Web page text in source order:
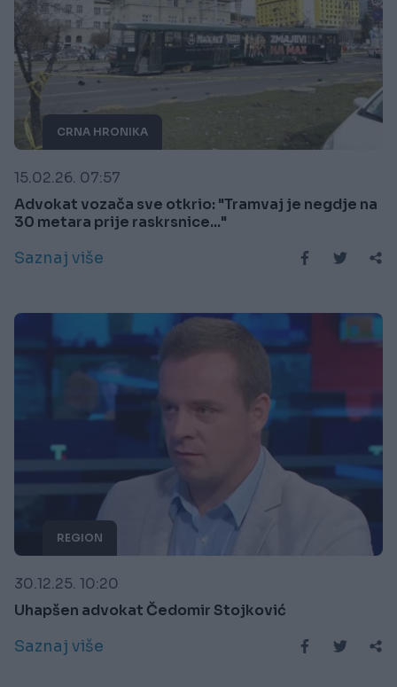
CRNA HRONIKA
15.02.26. 07:57
Advokat vozača sve otkrio: "Tramvaj je negdje na
30 metara prije raskrsnice..."
Saznaj više
REGION
30.12.25. 10:20
Uhapšen advokat Čedomir Stojković
Saznaj više